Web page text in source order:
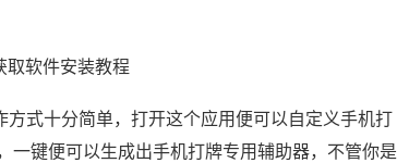
软件安装教程
式十分简单，打开这个应用便可以自定义手机打
一键便可以生成出手机打牌专用辅助器，不管你是